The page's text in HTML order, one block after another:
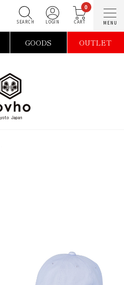
0
GOODS OUTLET